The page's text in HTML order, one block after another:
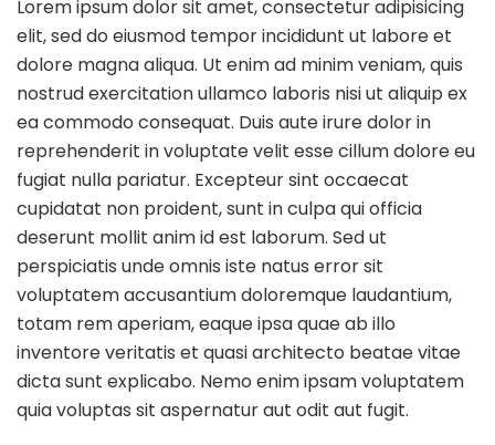
Lorem ipsum dolor sit amet, consectetur adipisicing
elit, sed do eiusmod tempor incididunt ut labore et
dolore magna aliqua. Ut enim ad minim veniam, quis
nostrud exercitation ullamco laboris nisi ut aliquip ex
ea commodo consequat. Duis aute irure dolor in
reprehenderit in voluptate velit esse cillum dolore eu
fugiat nulla pariatur. Excepteur sint occaecat
cupidatat non proident, sunt in culpa qui officia
deserunt mollit anim id est laborum. Sed ut
perspiciatis unde omnis iste natus error sit
voluptatem accusantium doloremque laudantium,
totam rem aperiam, eaque ipsa quae ab illo
inventore veritatis et quasi architecto beatae vitae
dicta sunt explicabo. Nemo enim ipsam voluptatem
quia voluptas sit aspernatur aut odit aut fugit.